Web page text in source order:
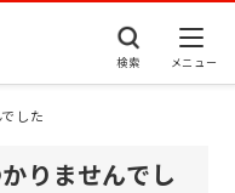
検索
した
りませんでし